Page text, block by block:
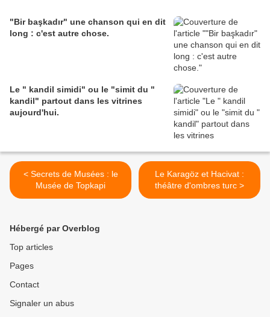
"Bir başkadır" une chanson qui en dit
long : c'est autre chose.
Le " kandil simidi" ou le "simit du "
kandil" partout dans les vitrines
aujourd'hui.
< Secrets de Musées : le
Musée de Topkapi
Le Karagöz et Hacivat :
théâtre d'ombres turc >
Hébergé par Overblog
Top articles
Pages
Contact
Signaler un abus